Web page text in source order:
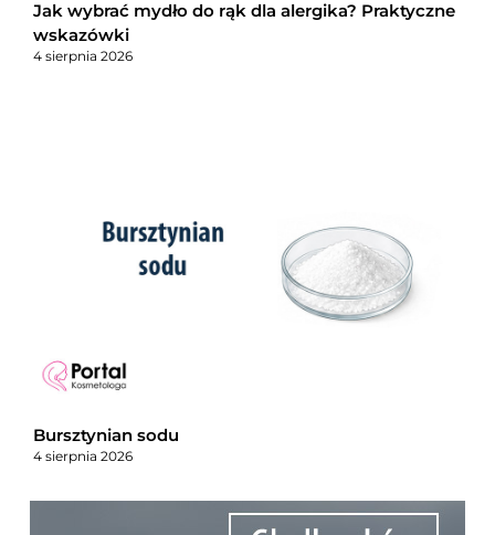
Jak wybrać mydło do rąk dla alergika? Praktyczne
wskazówki
4 sierpnia 2026
Bursztynian sodu
4 sierpnia 2026